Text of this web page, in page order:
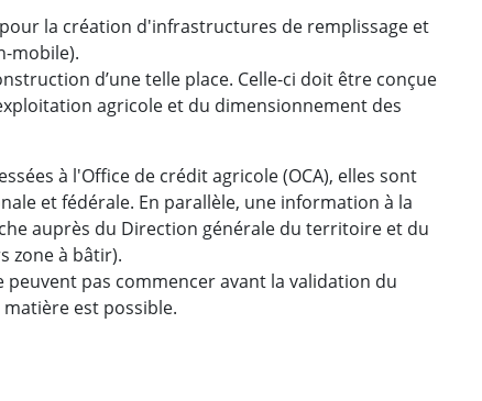
la création d'infrastructures de remplissage et
mobile).
d’une telle place. Celle-ci doit être conçue
agricole et du dimensionnement des
à l'Office de crédit agricole (OCA), elles sont
et fédérale. En parallèle, une information à la
auprès du Direction générale du territoire et du
zone à bâtir).
pas commencer avant la validation du
est possible.